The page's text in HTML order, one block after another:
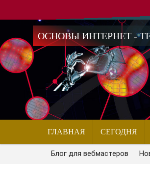
ОСНОВЫ ИНТЕРНЕТ -
ГЛАВНАЯ СЕГОДНЯ
Блог для вебмастеров